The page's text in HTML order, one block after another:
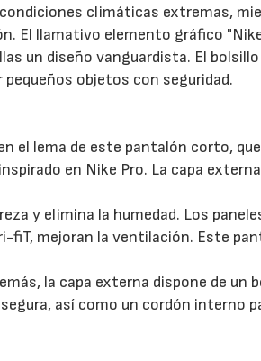
climáticas extremas,
El llamativo elemento gráfico
un diseño vanguardista. El
objetos con seguridad.
el lema de este pantalón corto,
en Nike Pro. La capa
y elimina la humedad. Los
fiT, mejoran la ventilación. Este
la capa externa dispone de un
así como un cordón interno